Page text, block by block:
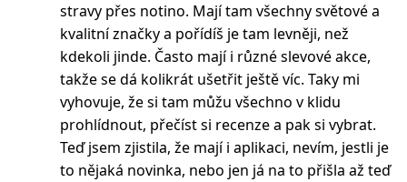
stravy přes notino. Mají tam všechny světové a
kvalitní značky a pořídíš je tam levněji, než
kdekoli jinde. Často mají i různé slevové akce,
takže se dá kolikrát ušetřit ještě víc. Taky mi
vyhovuje, že si tam můžu všechno v klidu
prohlídnout, přečíst si recenze a pak si vybrat.
Teď jsem zjistila, že mají i aplikaci, nevím, jestli je
to nějaká novinka, nebo jen já na to přišla až teď